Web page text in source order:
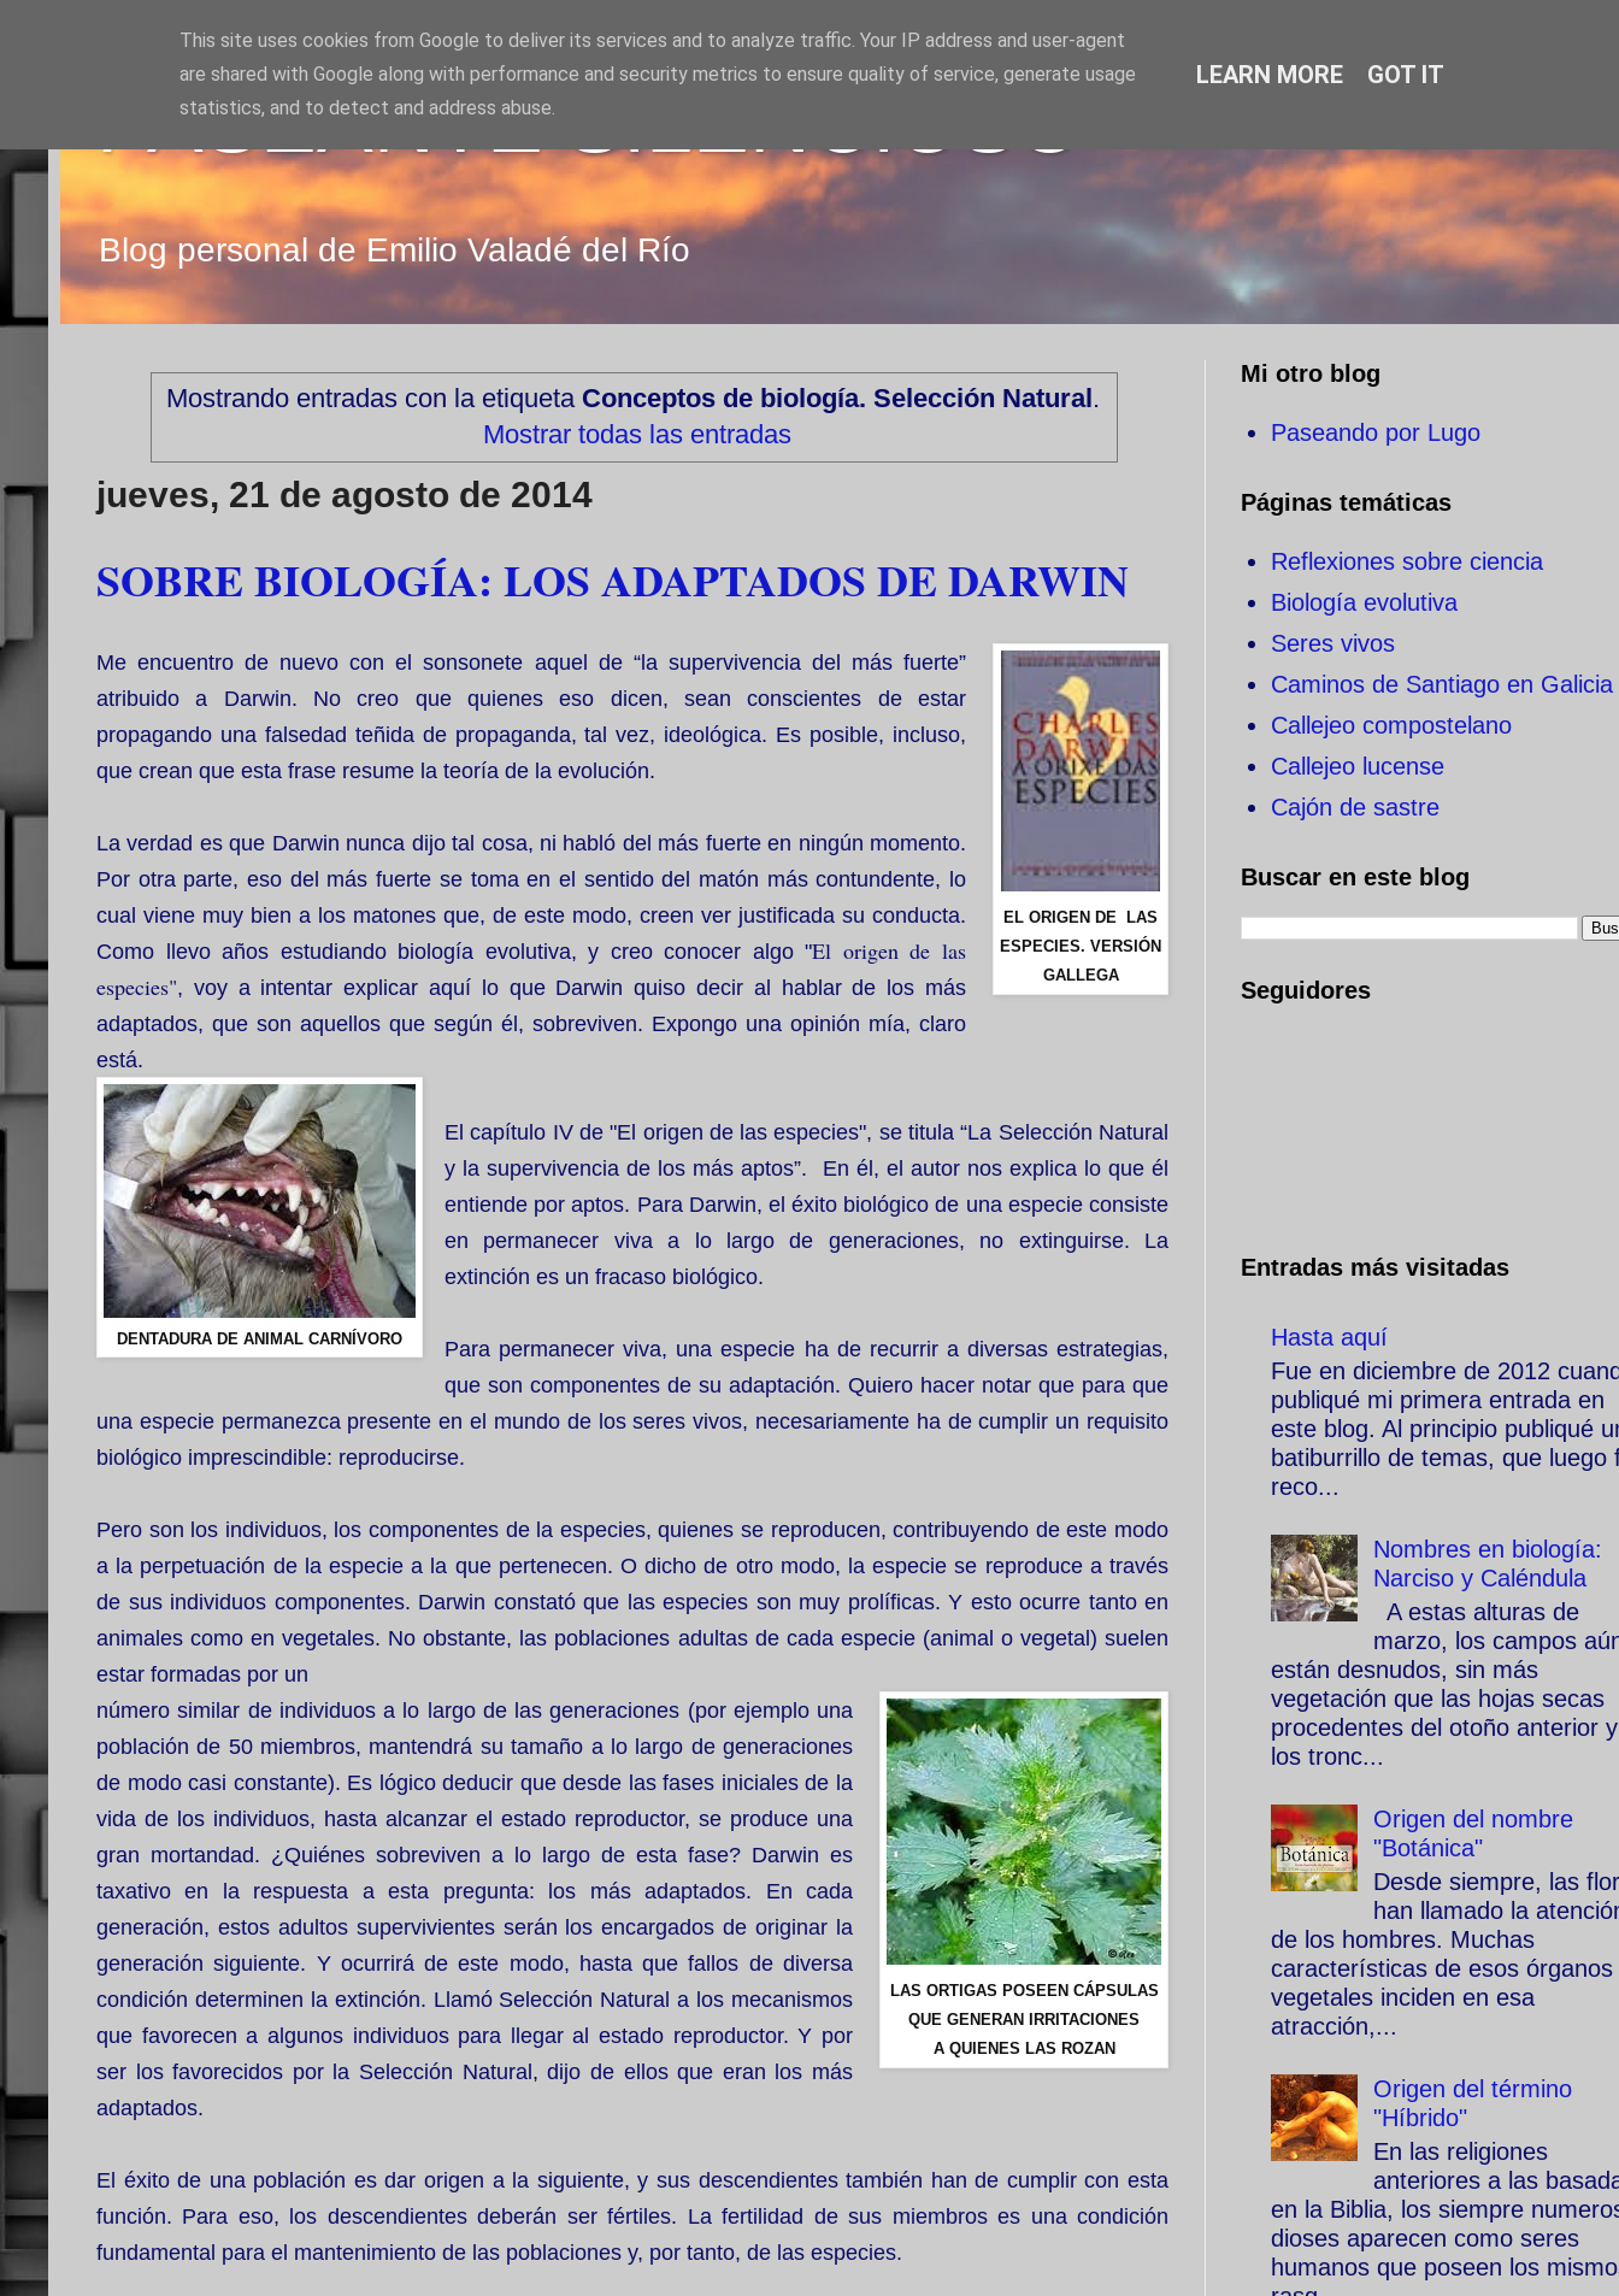
PASEANTE SILENCIOSO
Blog personal de Emilio Valadé del Río
Mostrando entradas con la etiqueta Conceptos de biología. Selección Natural.
Mostrar todas las entradas
jueves, 21 de agosto de 2014
SOBRE BIOLOGÍA: LOS ADAPTADOS DE DARWIN
EL ORIGEN DE LAS
ESPECIES. VERSIÓN
GALLEGA
Me encuentro de nuevo con el sonsonete aquel de “la supervivencia del más fuerte”
atribuido a Darwin. No creo que quieneseso dicen, sean conscientes de estar
propagando una falsedad teñida de propaganda, tal vez, ideológica. Es posible, incluso,
que crean que esta frase resume la teoría de la evolución.
La verdad es que Darwin nunca dijo tal cosa, ni habló del más fuerte en ningún momento.
Por otra parte, eso del más fuerte se toma en el sentido del matón más contundente, lo
cual viene muy bien a los matones que, de este modo, creen ver justificada su conducta.
Como llevo años estudiando biología evolutiva, y creo conocer algo "El origen de las
especies", voy a intentar explicar aquí lo que Darwin quiso decir al hablar de los más
adaptados, que son aquellos que según él, sobreviven. Expongo una opinión mía, claro
está.
DENTADURA DE ANIMAL CARNÍVORO
El capítulo IV de "El origen de las especies", se titula “La Selección Natural
y la supervivencia de los más aptos”. En él, el autor nos explica lo que él
entiende por aptos. Para Darwin, el éxito biológico de una especie consiste
en permanecer viva a lo largo de generaciones, no extinguirse. La
extinción es un fracaso biológico.
Para permanecer viva, una especie ha de recurrir a diversas estrategias,
que son componentes de su adaptación. Quiero hacer notar que para que
una especie permanezca presente en el mundo de los seres vivos, necesariamente ha de cumplir un requisito
biológico imprescindible: reproducirse.
Pero son los individuos, los componentes de la especies, quienes se reproducen, contribuyendo de este modo
a la perpetuación de la especie a la que pertenecen. O dicho de otro modo, la especie se reproduce a través
de sus individuos componentes. Darwin constató que las especies son muy prolíficas. Y esto ocurre tanto en
animales como en vegetales. No obstante, las poblaciones adultas de cada especie (animal o vegetal) suelen
estar formadas por un
LAS ORTIGAS POSEEN CÁPSULAS
QUE GENERAN IRRITACIONES
A QUIENES LAS ROZAN
número similar de individuos a lo largo de las generaciones (por ejemplo una
población de 50 miembros, mantendrá su tamaño a lo largo de generaciones
de modo casi constante). Es lógico deducir que desde las fases iniciales de la
vida de los individuos, hasta alcanzar el estado reproductor, se produce una
gran mortandad. ¿Quiénes sobreviven a lo largo de esta fase? Darwin es
taxativo en la respuesta a esta pregunta: los más adaptados. En cada
generación, estos adultos supervivientes serán los encargados de originar la
generación siguiente. Y ocurrirá de este modo, hasta que fallos de diversa
condición determinen la extinción. Llamó Selección Natural a los mecanismos
que favorecen a algunos individuos para llegar al estado reproductor. Y por
ser los favorecidos por la Selección Natural, dijo de ellos que eran los más
adaptados.
El éxito de una población es dar origen a la siguiente, y sus descendientes también han de cumplir con esta
función. Para eso, los descendientes deberán ser fértiles. La fertilidad de sus miembros es una condición
fundamental para el mantenimiento de las poblaciones y, por tanto, de las especies.
Mi otro blog
Paseando por Lugo
Páginas temáticas
Reflexiones sobre ciencia
Biología evolutiva
Seres vivos
Caminos de Santiago en Galicia
Callejeo compostelano
Callejeo lucense
Cajón de sastre
Buscar en este blog
Seguidores
Entradas más visitadas
Hasta aquí
Fue en diciembre de 2012
publiqué mi primera entrada en
este blog. Al principio publiqué
batiburrillo de temas, que luego
reco...
Nombres en biología:
Narciso y Caléndula
A estas alturas de
marzo, los campos
están desnudos, sin más
vegetación que las hojas secas
procedentes del otoño anterior y
los tronc...
Origen del nombre
"Botánica"
Desde siempre, las
han llamado la
de los hombres. Muchas
características de esos órganos
vegetales inciden en esa
atracción,...
Origen del término
"Híbrido"
En las religiones
anteriores a las
en la Biblia, los siempre
dioses aparecen como seres
humanos que poseen los
This site uses cookies from Google to deliver its services and to analyze traffic. Your IP address and user-agent
are shared with Google along with performance and security metrics to ensure quality of service, generate usage
statistics, and to detect and address abuse.
LEARN MORE GOT IT